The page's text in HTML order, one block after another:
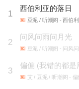
1
西伯利亚的落日
豆泥 / 听潮阁 - 西伯
2
问风问雨问月光
豆泥 / 听潮阁 - 问风
3
偏偏 (我错的都是
艾 / 豆泥 / 听潮阁 - 偏